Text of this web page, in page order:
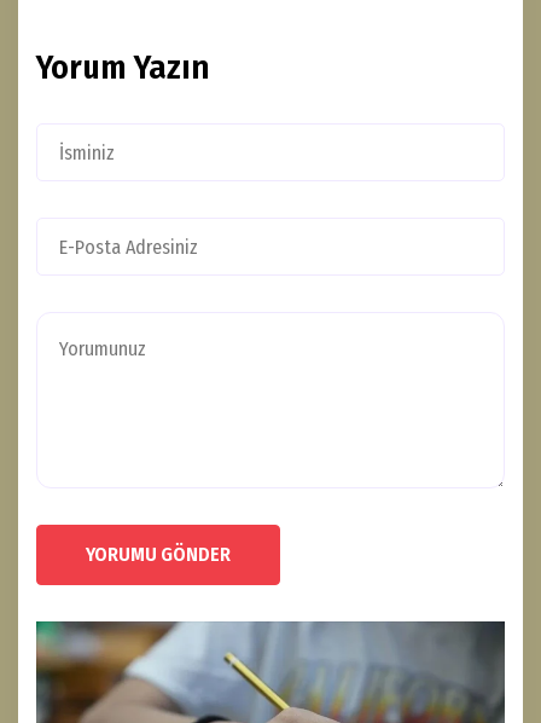
Yorum Yazın
YORUMU GÖNDER